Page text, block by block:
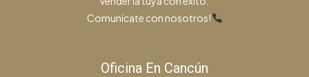
Comunícate con nosotros!
Oficina En Cancún